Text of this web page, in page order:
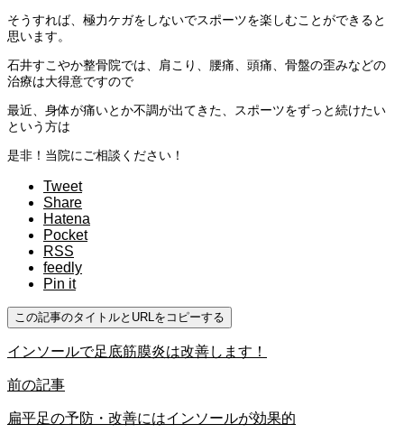
そうすれば、極力ケガをしないでスポーツを楽しむことができると
思います。
石井すこやか整骨院では、肩こり、腰痛、頭痛、骨盤の歪みなどの
治療は大得意ですので
最近、身体が痛いとか不調が出てきた、スポーツをずっと続けたい
という方は
是非！当院にご相談ください！
Tweet
Share
Hatena
Pocket
RSS
feedly
Pin it
この記事のタイトルとURLをコピーする
インソールで足底筋膜炎は改善します！
前の記事
扁平足の予防・改善にはインソールが効果的